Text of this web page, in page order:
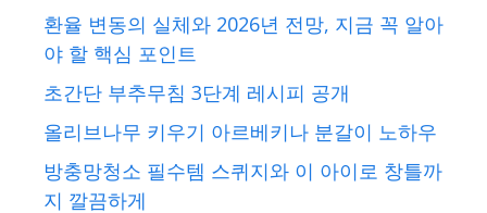
환율 변동의 실체와 2026년 전망, 지금 꼭 알아
야 할 핵심 포인트
초간단 부추무침 3단계 레시피 공개
올리브나무 키우기 아르베키나 분갈이 노하우
방충망청소 필수템 스퀴지와 이 아이로 창틀까
지 깔끔하게